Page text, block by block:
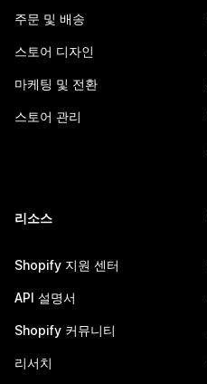
주문 및 배송
스토어 디자인
마케팅 및 전환
스토어 관리
리소스
Shopify 지원 센터
API 설명서
Shopify 커뮤니티
리서치